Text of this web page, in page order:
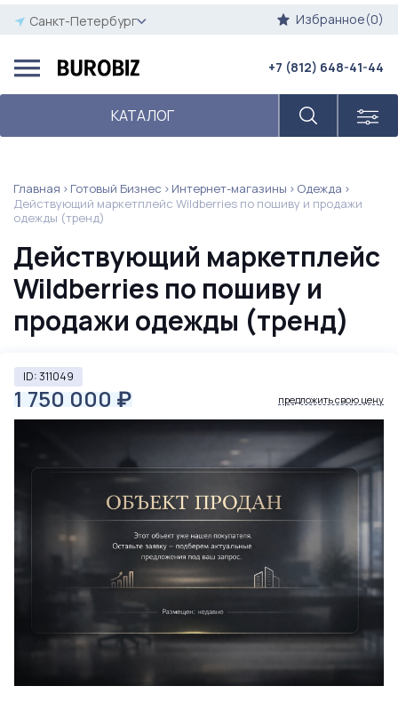
Санкт-Петербург Избранное(0)
КАТАЛОГ
+7 (812) 648-41-44
Главная Готовый Бизнес Интернет-магазины
Одежда
Действующий маркетплейс Wildberries по пошиву и продажи
одежды (тренд)
Действующий маркетплейс
Wildberries по пошиву и
продажи одежды (тренд)
ID: 311049
1 750 000 ₽ предложить свою цену